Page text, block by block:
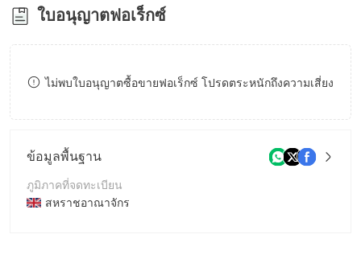
6
7
8
6
7
8
ใบอนุญาตฟอเร็กซ์
ไม่พบใบอนุญาตซื้อขายฟอเร็กซ์ โปรดตระหนักถึงความเสี่ยง
ข้อมูลพื้นฐาน
ภูมิภาคที่จดทะเบียน
สหราชอาณาจักร